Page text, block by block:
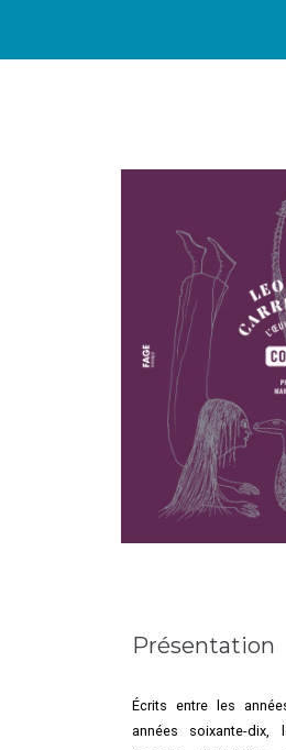
Présentation
Écrits entre les
années soixante-